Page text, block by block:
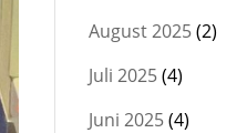
August 2025(2)
Juli 2025(4)
Juni 2025(4)